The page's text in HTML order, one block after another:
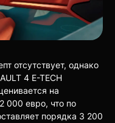
отсутствует, однако
4 E-TECH
на
000 евро, что по
порядка 3 200